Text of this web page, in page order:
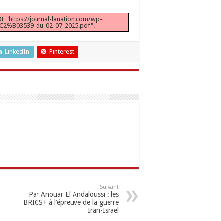
"https://journal-lanation.com/wp-
du-02-07-2025.pdf".
LinkedIn Pinterest
Suivant
Par Anouar El Andaloussi : les
BRICS+ à l’épreuve de la guerre
Iran-Israël